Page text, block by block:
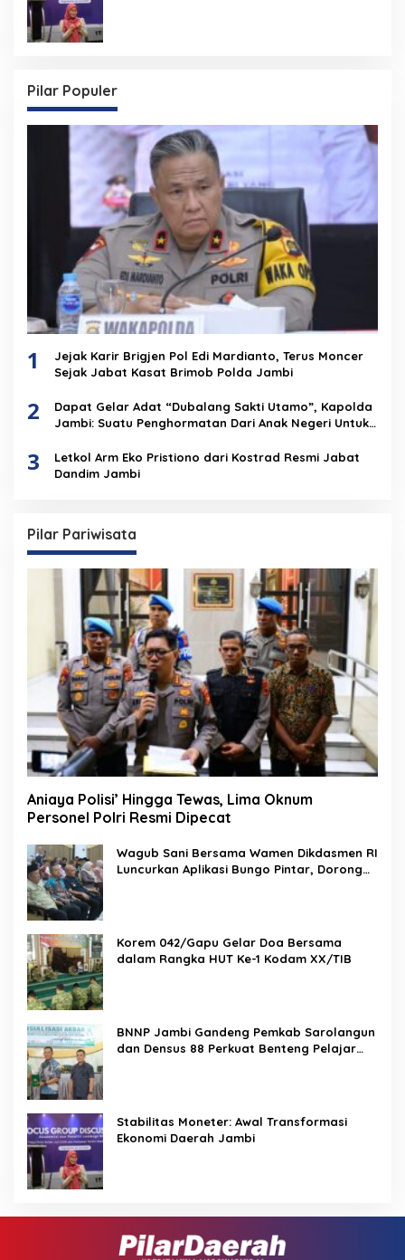
Pilar Populer
1
Jejak Karir Brigjen Pol Edi Mardianto, Terus Moncer
Sejak Jabat Kasat Brimob Polda Jambi
2
Dapat Gelar Adat “Dubalang Sakti Utamo”, Kapolda
Jambi: Suatu Penghormatan Dari Anak Negeri Untuk
3
Letkol Arm Eko Pristiono dari Kostrad Resmi Jabat
Dandim Jambi
Pilar Pariwisata
Aniaya Polisi’ Hingga Tewas, Lima Oknum
Personel Polri Resmi Dipecat
Wagub Sani Bersama Wamen Dikdasmen RI
Luncurkan Aplikasi Bungo Pintar, Dorong
Korem 042/Gapu Gelar Doa Bersama
dalam Rangka HUT Ke-1 Kodam XX/TIB
BNNP Jambi Gandeng Pemkab Sarolangun
dan Densus 88 Perkuat Benteng Pelajar
Stabilitas Moneter: Awal Transformasi
Ekonomi Daerah Jambi